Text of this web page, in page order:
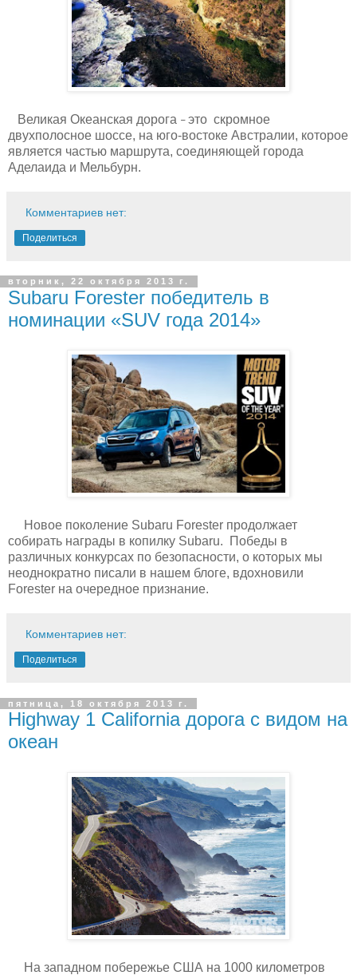
Великая Океанская дорога – это скромное
двухполосное шоссе, на юго-востоке Австралии, которое
является частью маршрута, соединяющей города
Аделаида и Мельбурн.
Комментариев нет:
Поделиться
вторник, 22 октября 2013 г.
Subaru Forester победитель в
номинации «SUV года 2014»
Новое поколение Subaru Forester продолжает
собирать награды в копилку Subaru. Победы в
различных конкурсах по безопасности, о которых мы
неоднократно писали в нашем блоге, вдохновили
Forester на очередное признание.
Комментариев нет:
Поделиться
пятница, 18 октября 2013 г.
Highway 1 California дорога с видом на
океан
На западном побережье США на 1000 километров